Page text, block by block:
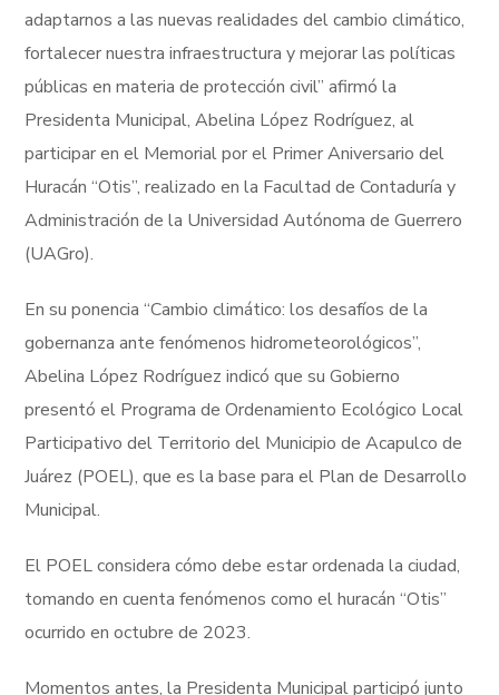
adaptarnos a las nuevas realidades del cambio climático,
fortalecer nuestra infraestructura y mejorar las políticas
públicas en materia de protección civil” afirmó la
Presidenta Municipal, Abelina López Rodríguez, al
participar en el Memorial por el Primer Aniversario del
Huracán “Otis”, realizado en la Facultad de Contaduría y
Administración de la Universidad Autónoma de Guerrero
(UAGro).
En su ponencia “Cambio climático: los desafíos de la
gobernanza ante fenómenos hidrometeorológicos”,
Abelina López Rodríguez indicó que su Gobierno
presentó el Programa de Ordenamiento Ecológico Local
Participativo del Territorio del Municipio de Acapulco de
Juárez (POEL), que es la base para el Plan de Desarrollo
Municipal.
El POEL considera cómo debe estar ordenada la ciudad,
tomando en cuenta fenómenos como el huracán “Otis”
ocurrido en octubre de 2023.
Momentos antes, la Presidenta Municipal participó junto